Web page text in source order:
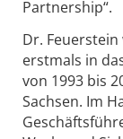
Partnership“.
Dr.
erstmals in
von 1993 bis
Sachsen. Im